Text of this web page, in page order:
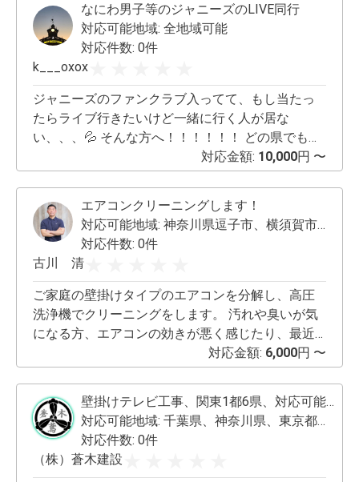
は何階でも基本料金に含まれます。 【作業員】 基
本料金に含まれます。 1名追加5,000円 【運搬費】
搬出から設置に至るまで基本料金に含まれます。
【車両費】 高速費、ガソリン費、駐車料金など全
て込みで5,000円 【距離加算】 15kmまで基本料金
に含まれます。 以降3,000円~ 【往復料金】 荷物が
軽トラックに入り切らず往復になった場合 3,000円
しで出た不要な品回収致します。 ※リサイクル費と
して6,000円/点 頂きます。 ーーーーーーーーーー
ーーーーーーーーーーーー 私たちインター代行サ
ービスにとって、お客様のご満足が第一です。 皆
様からのご連絡をお待ちしております。 ぜひお気
軽にお問い合せください。 【対応エリア】 主な対
応エリアは、東京都・埼玉県・千葉県・神奈川県
になります。対応エリア内は、即日対応可能・訪
問見積もりも可能です。 対応エリア外の場合も、
お気軽にご相談くださいませ。 東京都 足立区、荒
川区、板橋区、江戸川区、大田区、葛飾区、北
区、江東区、品川区、渋谷区、新宿区、杉並区、
墨田区、世田谷区、台東区、中央区、千代田区、
豊島区、中野区、練馬区、文京区、港区、目黒
区、西東京市、武蔵野市、三鷹市、狛江市、調布
市、府中市、稲城市、多摩市、国立市、小金井
市、小平市、清瀬市、東村山市、東大和市、国分
なにわ男子等のジャニーズのLIVE同行
対応可能地域: 全地域可能
対応件数: 0件
k___oxox
ジャニーズのファンクラブ入ってて、もし当たっ
たらライブ行きたいけど一緒に行く人が居な
い、、、💦 そんな方へ！！！！！！ どの県でも
（なにわ男子は大阪・愛知以外○）同行可能です
ので是非🌟 一緒にいて楽しかった良かったと思え
よって合わせますので事前にお申し付けください
😊
対応金額: 10,000円 〜
エアコンクリーニングします！
対応可能地域: 神奈川県逗子市、横須賀市、横浜市一部
対応件数: 0件
古川 清
ご家庭の壁掛けタイプのエアコンを分解し、高圧
洗浄機でクリーニングをします。 汚れや臭いが気
になる方、エアコンの効きが悪く感じたり、最近
電気代が上がった様に感じる方におすすめです。
対応金額: 6,000円 〜
壁掛けテレビ工事、関東1都6県、対応可能！
対応可能地域: 千葉県、神奈川県、東京都、その他、遠方地も対応します。
対応件数: 0件
（株）蒼木建設